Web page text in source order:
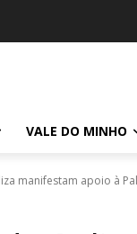
VALE DO MINHO
manifestam apoio à